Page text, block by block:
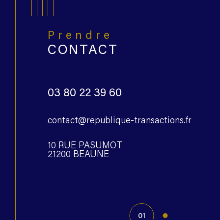
Prendre
CONTACT
03 80 22 39 60
contact@republique-transactions.fr
10 RUE PASUMOT
21200 BEAUNE
01